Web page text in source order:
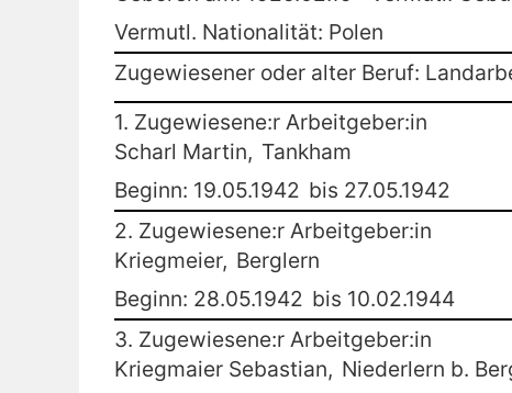
Vermutl. Nationalität: Polen
Zugewiesener oder alter Beruf:
1. Zugewiesene:r Arbeitgeber:in
Scharl Martin, Tankham
Beginn: 19.05.1942 bis 27.05.1942
2. Zugewiesene:r Arbeitgeber:in
Kriegmeier, Berglern
Beginn: 28.05.1942 bis 10.02.1944
3. Zugewiesene:r Arbeitgeber:in
Kriegmaier Sebastian, Niederlern b.